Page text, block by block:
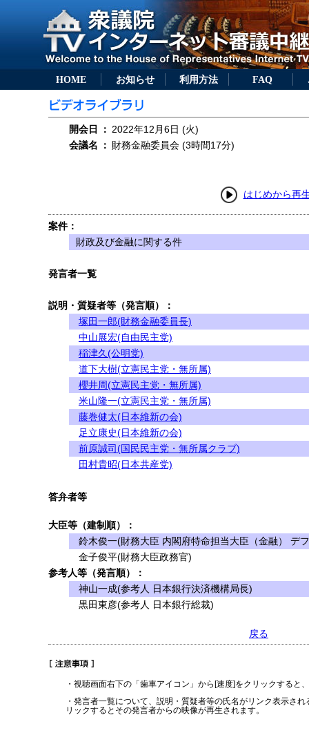
HOME お知らせ 利用方法 FAQ
開会日 ： 2022年12月6日 (火)
会議名
： 財務金融委員会 (3時間17分)
はじめから再
案件：
財政及び金融に関する件
発言者一覧
説明・質疑者等（発言順）：
塚田一郎(財務金融委員長)
中山展宏(自由民主党)
稲津久(公明党)
道下大樹(立憲民主党・無所属)
櫻井周(立憲民主党・無所属)
米山隆一(立憲民主党・無所属)
藤巻健太(日本維新の会)
足立康史(日本維新の会)
前原誠司(国民民主党・無所属クラブ)
田村貴昭(日本共産党)
答弁者等
大臣等（建制順）：
鈴木俊一(財務大臣 内閣府特命担当大臣（金融） デ
金子俊平(財務大臣政務官)
参考人等（発言順）：
神山一成(参考人 日本銀行決済機構局長)
黒田東彦(参考人 日本銀行総裁)
戻る
・視聴画面右下の「歯車アイコン」から[速度]をクリックすると
・発言者一覧について、説明・質疑者等の氏名がリンク表示さ
リックするとその発言者からの映像が再生されます。